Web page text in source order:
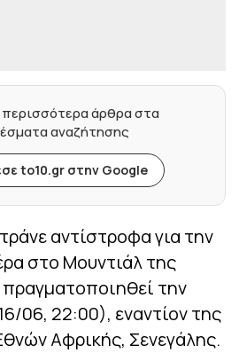
άρθρα στα
αναζήτησης
to10.gr στην Google
αντίστροφα για την
στο Μουντιάλ της
την
06, 22:00), εναντίον της
Αφρικής, Σενεγάλης.